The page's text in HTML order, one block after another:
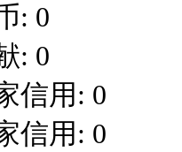
: 0
: 0
信用: 0
信用: 0